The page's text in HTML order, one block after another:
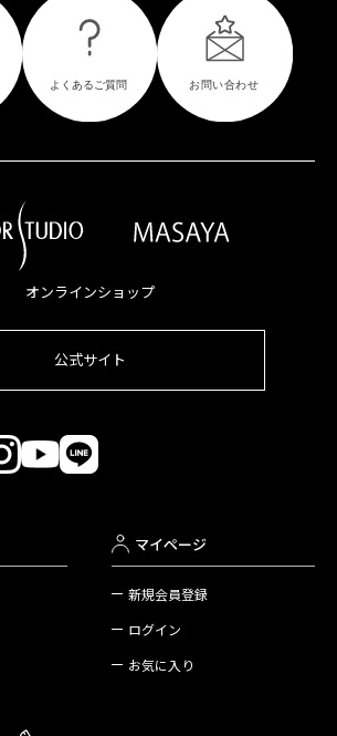
オンラインショップ
公式サイト
マイページ
新規会員登録
ログイン
お気に入り